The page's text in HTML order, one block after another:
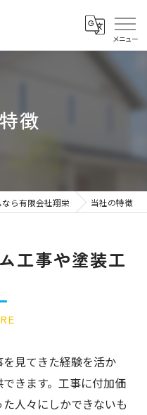
徴
ら有限会社翔栄 当社の特徴
工事や塗装工
見てきた経験を活か
きます。工事に付加価
人々にしかできないも